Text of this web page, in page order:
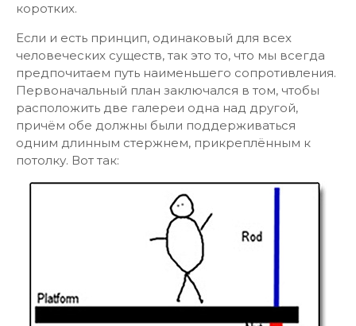
коротких.
Если и есть принцип, одинаковый для всех
человеческих существ, так это то, что мы всегда
предпочитаем путь наименьшего сопротивления.
Первоначальный план заключался в том, чтобы
расположить две галереи одна над другой,
причём обе должны были поддерживаться
одним длинным стержнем, прикреплённым к
потолку. Вот так: